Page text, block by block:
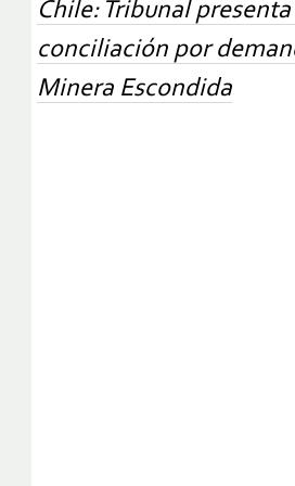
Chile: Tribunal
conciliación por
Minera Escondida